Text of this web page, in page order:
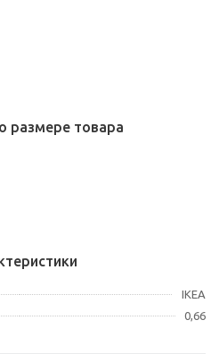
размере товара
IKEA
0,66